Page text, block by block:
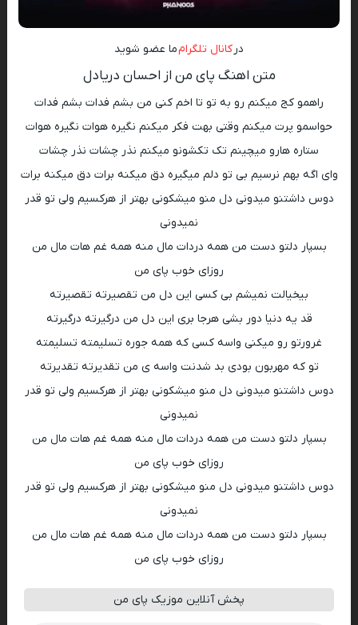
در کانال تلگرامما عضو شوید
متن اهنگ پای من از احسان دریادل
راهمو کج میکنم رو به تو تا اخم کنی من بشم فدات بشم فدات
حواسمو پرت میکنم وقتی بهت فکر میکنم نگیره هوات نگیره هوات
ستاره هارو میچینم تک تکشونو میکنم نذر چشات نذر چشات
وای اگه بهم نرسیم بی تو دلم میگیره دق میکنه برات دق میکنه برات
دوس داشتنو میدونی دل منو میشکونی بهتر از هرکسیم ولی تو قدر
نمیدونی
بسپار دلتو دست من همه دردات مال منه همه غم هات مال من
روزای خوب پای من
بیخیالت نمیشم بی کسی این دل من تقصیرته تقصیرته
قد یه دنیا دور بشی هرجا بری این دل من درگیرته درگیرته
غرورتو رو میکنی واسه کسی که همه جوره تسلیمته تسلیمته
تو که مهربون بودی بد شدنت واسه ی من تقدیرته تقدیرته
دوس داشتنو میدونی دل منو میشکونی بهتر از هرکسیم ولی تو قدر
نمیدونی
بسپار دلتو دست من همه دردات مال منه همه غم هات مال من
روزای خوب پای من
دوس داشتنو میدونی دل منو میشکونی بهتر از هرکسیم ولی تو قدر
نمیدونی
بسپار دلتو دست من همه دردات مال منه همه غم هات مال من
روزای خوب پای من
پخش آنلاین موزیک پای من